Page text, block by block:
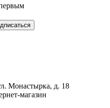
Монастырка, д. 18
магазин